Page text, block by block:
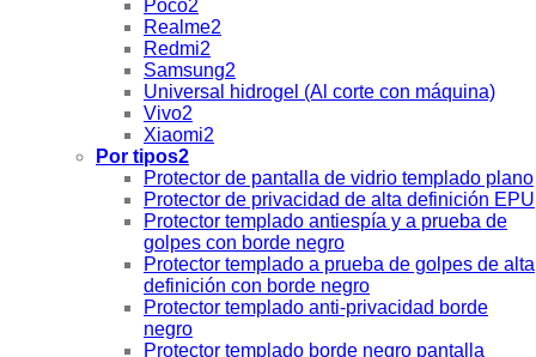
Poco2
Realme2
Redmi2
Samsung2
Universal hidrogel (Al corte con máquina)
Vivo2
Xiaomi2
Por tipos2
Protector de pantalla de vidrio templado plano
Protector de privacidad de alta definición EPU
Protector templado antiespía y a prueba de
golpes con borde negro
Protector templado a prueba de golpes de alta
definición con borde negro
Protector templado anti-privacidad borde
negro
Protector templado borde negro pantalla